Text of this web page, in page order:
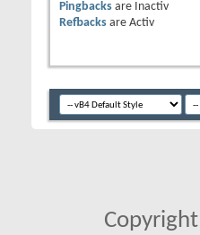
Pingbacks are
Inactiv
Refbacks are Activ